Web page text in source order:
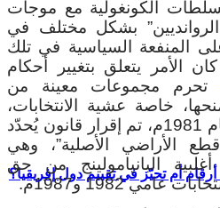
أم تحيّز في تقييم دول إفريقيا؟
الكونغولية مع موجات
بشكل مختلف في
المنفعة السياسية في تلك
الأمر يتعلق بتغيير أحكام
تحرم مجموعات معينة من
خاصة عشية الانتخابات،
على سبيل المثال، في عام 1981م، تم إقرار قانون يُحدّد
“قطع الأراضي الأصلية”، وهي
البانيامولينج من حق
1982 و1987م.